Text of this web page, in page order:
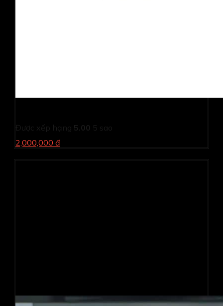
Được xếp hạng 5.00 5 sao
2,000,000 đ